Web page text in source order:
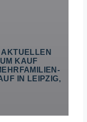
KAUF
IN LEIPZIG,